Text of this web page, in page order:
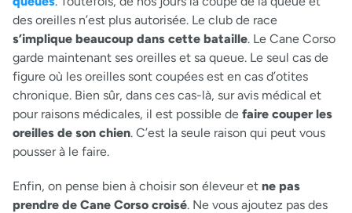
des oreilles n’est plus autorisée. Le club de race
s’implique beaucoup dans cette bataille. Le Cane Corso
garde maintenant ses oreilles et sa queue. Le seul cas de
figure où les oreilles sont coupées est en cas d’otites
chronique. Bien sûr, dans ces cas-là, sur avis médical et
pour raisons médicales, il est possible de faire couper les
oreilles de son chien. C’est la seule raison qui peut vous
pousser à le faire.
Enfin, on pense bien à choisir son éleveur et ne pas
prendre de Cane Corso croisé. Ne vous ajoutez pas des